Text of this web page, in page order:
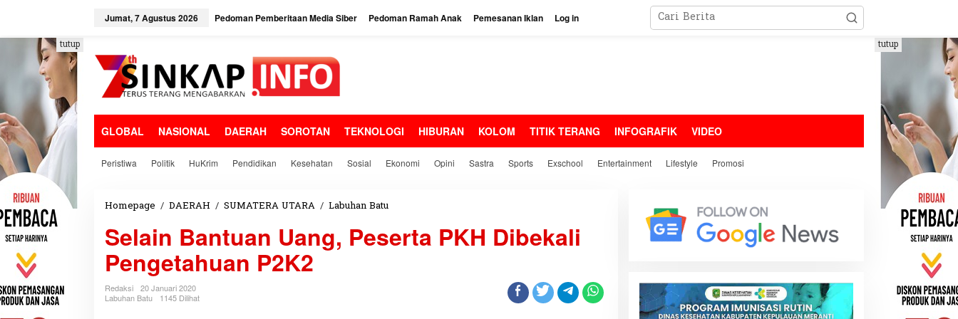
e
k
o
n
t
e
n
Jumat, 7 Agustus 2026 Pedoman Pemberitaan Media Siber Pedoman Ramah Anak Pemesanan Iklan Log in
GLOBAL NASIONAL DAERAH SOROTAN TEKNOLOGI HIBURAN KOLOM TITIK TERANG INFOGRAFIK VIDEO
Peristiwa Politik HuKrim Pendidikan Kesehatan Sosial Ekonomi Opini Sastra Sports Exschool Entertainment Lifestyle Promosi
tutup tutup
Homepage / DAERAH / SUMATERA UTARA / Labuhan Batu
l
a
Selain Bantuan Uang, Peserta PKH Dibekali
Pengetahuan P2K2
Redaksi
20 Januari 2020
Labuhan Batu
1145 Dilihat